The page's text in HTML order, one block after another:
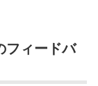
フィードバ